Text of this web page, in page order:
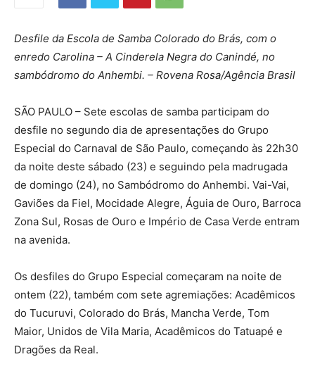
Desfile da Escola de Samba Colorado do Brás, com o
enredo Carolina – A Cinderela Negra do Canindé, no
sambódromo do Anhembi. – Rovena Rosa/Agência Brasil
SÃO PAULO – Sete escolas de samba participam do
desfile no segundo dia de apresentações do Grupo
Especial do Carnaval de São Paulo, começando às 22h30
da noite deste sábado (23) e seguindo pela madrugada
de domingo (24), no Sambódromo do Anhembi. Vai-Vai,
Gaviões da Fiel, Mocidade Alegre, Águia de Ouro, Barroca
Zona Sul, Rosas de Ouro e Império de Casa Verde entram
na avenida.
Os desfiles do Grupo Especial começaram na noite de
ontem (22), também com sete agremiações: Acadêmicos
do Tucuruvi, Colorado do Brás, Mancha Verde, Tom
Maior, Unidos de Vila Maria, Acadêmicos do Tatuapé e
Dragões da Real.